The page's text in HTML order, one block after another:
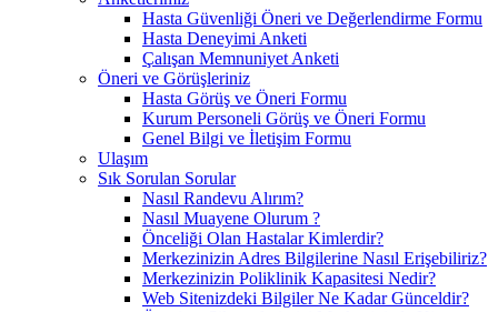
Hasta Güvenliği Öneri ve Değerlendirme Formu
Hasta Deneyimi Anketi
Çalışan Memnuniyet Anketi
Öneri ve Görüşleriniz
Hasta Görüş ve Öneri Formu
Kurum Personeli Görüş ve Öneri Formu
Genel Bilgi ve İletişim Formu
Ulaşım
Sık Sorulan Sorular
Nasıl Randevu Alırım?
Nasıl Muayene Olurum ?
Önceliği Olan Hastalar Kimlerdir?
Merkezinizin Adres Bilgilerine Nasıl Erişebiliriz?
Merkezinizin Poliklinik Kapasitesi Nedir?
Web Sitenizdeki Bilgiler Ne Kadar Günceldir?